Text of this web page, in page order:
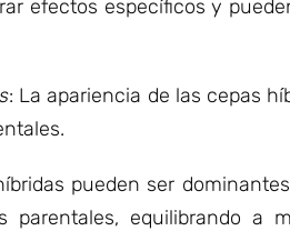
efectos específicos y
: La apariencia de las cepas
pueden ser
parentales, equilibrando a